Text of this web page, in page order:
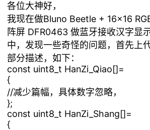
各位大神好，
我现在做Bluno Beetle + 16x16
阵屏 DFR0463 做蓝牙接收汉字显
中，发现一些奇怪的问题，首先上
部分描述，如下：
const uint8_t HanZi_Qiao[]=
{
//减少篇幅，具体数字忽略，
};
const uint8_t HanZi_Shang[]=
{